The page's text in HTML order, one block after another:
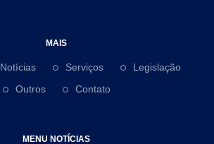
MAIS
Notícias Serviços
Legislação
Outros
Contato
MENU NOTÍCIAS